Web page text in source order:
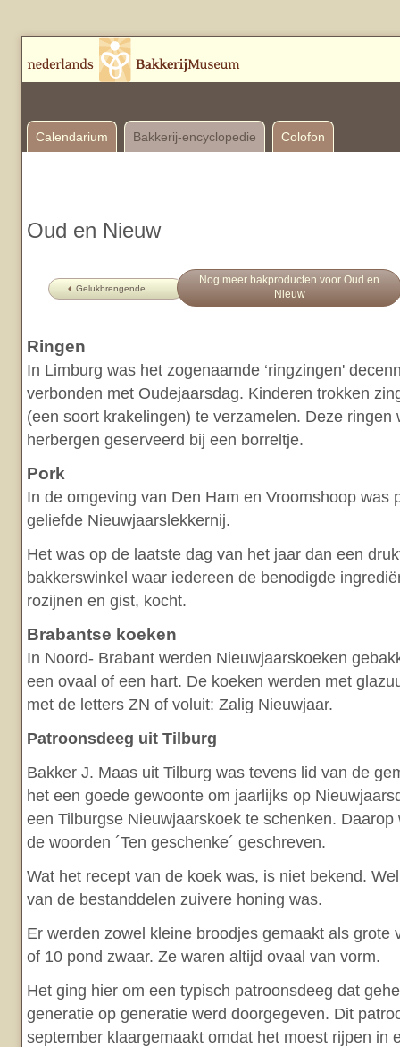
Calendarium Bakkerij-encyclopedie Colofon
Oud en Nieuw
Gelukbrengende ...
Nog meer bakproducten voor Oud en
Nieuw
Ringen
In Limburg was het zogenaamde ‘ringzingen'
verbonden met Oudejaarsdag. Kinderen trokken
(een soort krakelingen) te verzamelen. Deze ringen
herbergen geserveerd bij een borreltje.
Pork
In de omgeving van Den Ham en Vroomshoop was
geliefde Nieuwjaarslekkernij.
Het was op de laatste dag van het jaar dan een
bakkerswinkel waar iedereen de benodigde
rozijnen en gist, kocht.
Brabantse koeken
In Noord- Brabant werden Nieuwjaarskoeken
een ovaal of een hart. De koeken werden met
met de letters ZN of voluit: Zalig Nieuwjaar.
Patroonsdeeg uit Tilburg
Bakker J. Maas uit Tilburg was tevens lid van de
het een goede gewoonte om jaarlijks op
een Tilburgse Nieuwjaarskoek te schenken.
de woorden ´Ten geschenke´ geschreven.
Wat het recept van de koek was, is niet bekend.
van de bestanddelen zuivere honing was.
Er werden zowel kleine broodjes gemaakt als grote
of 10 pond zwaar. Ze waren altijd ovaal van vorm.
Het ging hier om een typisch patroonsdeeg dat
generatie op generatie werd doorgegeven. Dit
september klaargemaakt omdat het moest rijpen in